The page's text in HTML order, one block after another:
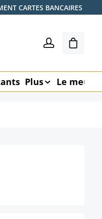
CARTES BANCAIRES
Le
Plus Le